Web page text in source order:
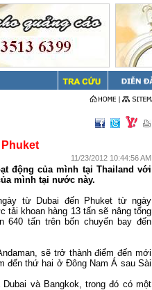
11/23/2012 10:44:56 AM
động của mình tại Thailand với
mình tại nước này.
từ Dubai đến Phuket từ ngày
tải khoan hàng 13 tấn sẽ nâng tổng
640 tấn trên bốn chuyến bay đến
sẽ trở thành điểm đến mới
đến thứ hai ở Đông Nam Á sau Sài
Dubai và Bangkok, trong đó có một